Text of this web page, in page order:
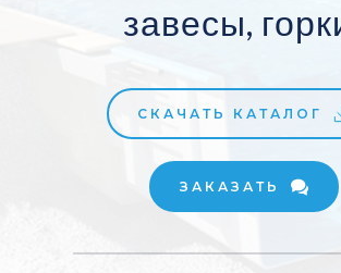
завесы,
СКАЧАТЬ КАТАЛОГ
ЗАКАЗАТЬ